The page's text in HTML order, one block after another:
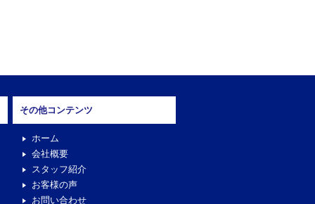
その他コンテンツ
ホーム
会社概要
スタッフ紹介
お客様の声
お問い合わせ